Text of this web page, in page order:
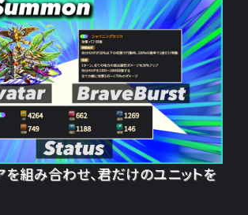
を組み合わせ、君だけのユニットを